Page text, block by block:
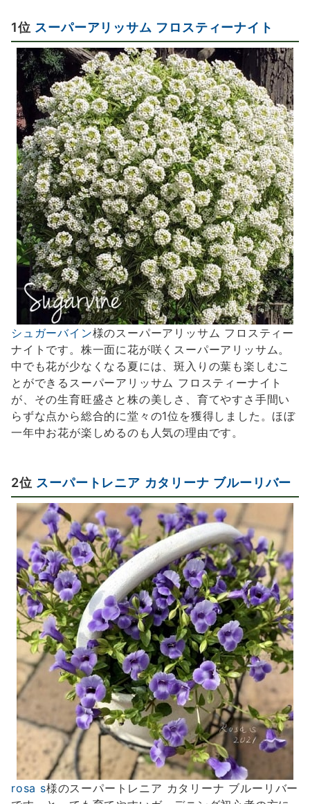
1位 スーパーアリッサム フロスティーナイト
シュガーバイン様のスーパーアリッサム フロスティー
ナイトです。株一面に花が咲くスーパーアリッサム。
中でも花が少なくなる夏には、斑入りの葉も楽しむこ
とができるスーパーアリッサム フロスティーナイト
が、その生育旺盛さと株の美しさ、育てやすさ手間い
らずな点から総合的に堂々の1位を獲得しました。ほぼ
一年中お花が楽しめるのも人気の理由です。
2位 スーパートレニア カタリーナ ブルーリバー
rosa s様のスーパートレニア カタリーナ ブルーリバー